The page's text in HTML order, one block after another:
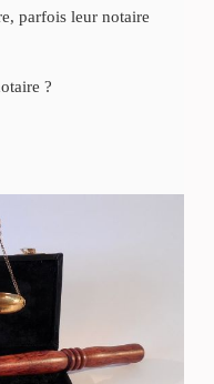
parfois leur notaire
?